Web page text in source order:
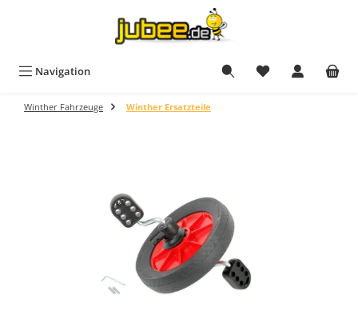
Navigation
Winther Fahrzeuge Winther Ersatzteile